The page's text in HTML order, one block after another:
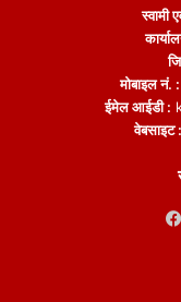
स्वामी
मोबाइल नं. :
ईमेल आईडी :
वेबसाइट :